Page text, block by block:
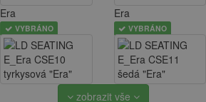
Era
VYBRÁNO
Era
VYBRÁNO
zobrazit vše